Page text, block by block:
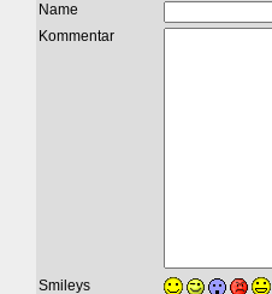
Name
Kommentar
Smileys